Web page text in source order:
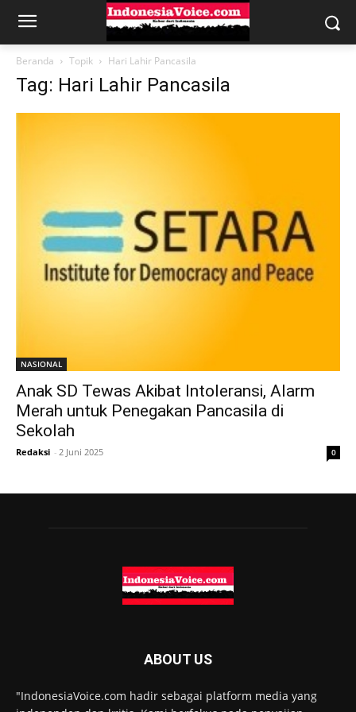
Beranda Topik Hari Lahir Pancasila
Tag: Hari Lahir Pancasila
NASIONAL
Anak SD Tewas Akibat Intoleransi, Alarm
Merah untuk Penegakan Pancasila di
Sekolah
Redaksi - 2 Juni 2025 0
ABOUT US
"IndonesiaVoice.com hadir sebagai platform media yang